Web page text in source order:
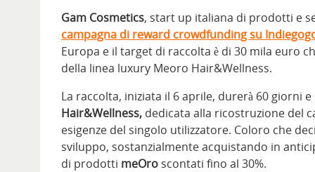
Gam Cosmetics, start up italiana di prodotti e
campagna di reward crowdfunding su
Europa e il target di raccolta è di 30 mila euro
della linea luxury Meoro Hair&Wellness.
La raccolta, iniziata il 6 aprile, durerà 60 giorni
Hair&Wellness, dedicata alla ricostruzione del
esigenze del singolo utilizzatore. Coloro che
sviluppo, sostanzialmente acquistando in
di prodotti meOro scontati fino al 30%.